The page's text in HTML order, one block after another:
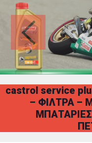
castrol service
– ΦΙΛΤΡΑ –